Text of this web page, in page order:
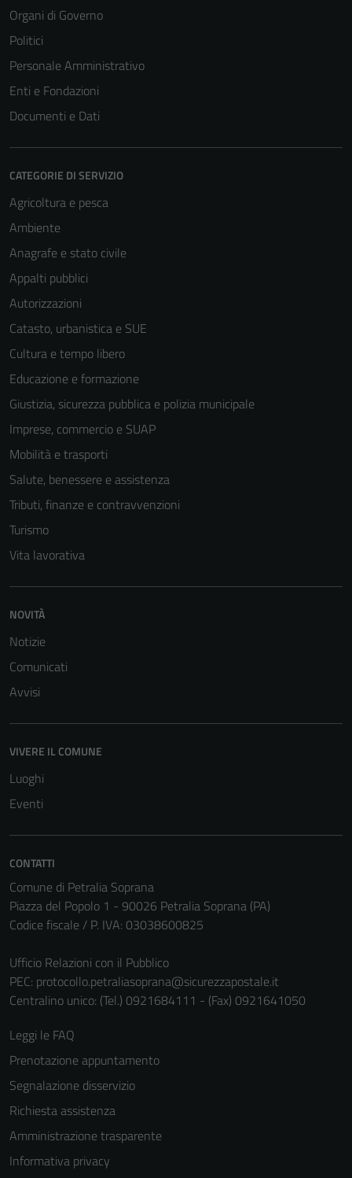
Organi di Governo
Politici
Personale Amministrativo
Enti e Fondazioni
Documenti e Dati
CATEGORIE DI SERVIZIO
Agricoltura e pesca
Ambiente
Anagrafe e stato civile
Appalti pubblici
Autorizzazioni
Catasto, urbanistica e SUE
Cultura e tempo libero
Educazione e formazione
Giustizia, sicurezza pubblica e polizia municipale
Imprese, commercio e SUAP
Mobilità e trasporti
Salute, benessere e assistenza
Tributi, finanze e contravvenzioni
Turismo
Vita lavorativa
NOVITÀ
Notizie
Comunicati
Avvisi
VIVERE IL COMUNE
Luoghi
Eventi
CONTATTI
Comune di Petralia Soprana
Piazza del Popolo 1 - 90026 Petralia Soprana (PA)
Codice fiscale / P. IVA: 03038600825
Ufficio Relazioni con il Pubblico
PEC: protocollo.petraliasoprana@sicurezzapostale.it
Centralino unico: (Tel.) 0921684111 - (Fax) 0921641050
Leggi le FAQ
Prenotazione appuntamento
Segnalazione disservizio
Richiesta assistenza
Amministrazione trasparente
Informativa privacy
possono